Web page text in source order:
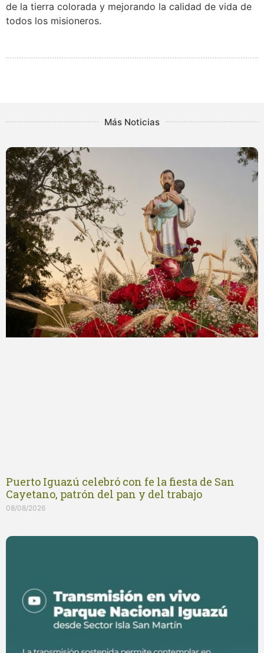
de la tierra colorada y mejorando la calidad de vida de
todos los misioneros.
Más Noticias
Puerto Iguazú celebró con fe la fiesta de San
Cayetano, patrón del pan y del trabajo
08/08/2026